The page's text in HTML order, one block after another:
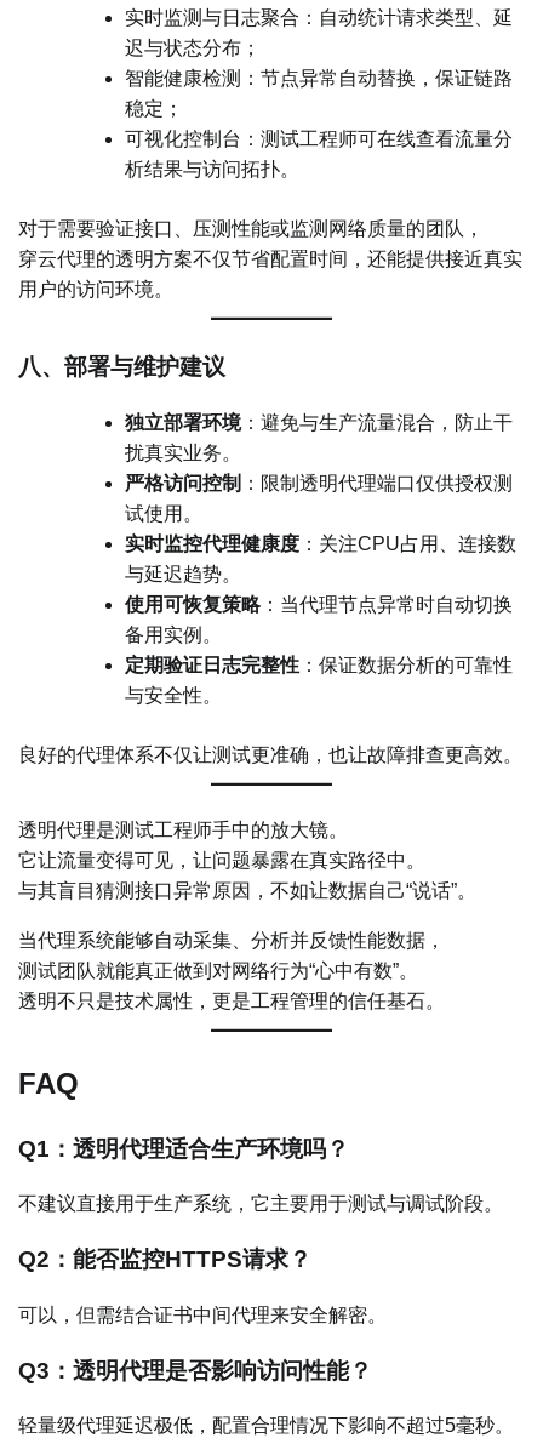
实时监测与日志聚合：自动统计请求类型、延
迟与状态分布；
智能健康检测：节点异常自动替换，保证链路
稳定；
可视化控制台：测试工程师可在线查看流量分
析结果与访问拓扑。
对于需要验证接口、压测性能或监测网络质量的团队，
穿云代理的透明方案不仅节省配置时间，还能提供接近真实
用户的访问环境。
八、部署与维护建议
独立部署环境：避免与生产流量混合，防止干
扰真实业务。
严格访问控制 ：限制透明代理端口仅供授权测
试使用。
实时监控代理健康度 ：关注CPU占用、连接数
与延迟趋势。
使用可恢复策略：当代理节点异常时自动切换
备用实例。
定期验证日志完整性 ：保证数据分析的可靠性
与安全性。
良好的代理体系不仅让测试更准确，也让故障排查更高效。
透明代理是测试工程师手中的放大镜。
它让流量变得可见，让问题暴露在真实路径中。
与其盲目猜测接口异常原因，不如让数据自己“说话”。
当代理系统能够自动采集、分析并反馈性能数据，
测试团队就能真正做到对网络行为“心中有数”。
透明不只是技术属性，更是工程管理的信任基石。
FAQ
Q1：透明代理适合生产环境吗？
不建议直接用于生产系统，它主要用于测试与调试阶段。
Q2：能否监控HTTPS请求？
可以，但需结合证书中间代理来安全解密。
Q3：透明代理是否影响访问性能？
轻量级代理延迟极低，配置合理情况下影响不超过5毫秒。